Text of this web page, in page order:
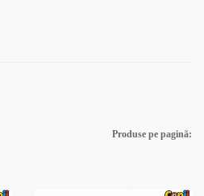
Produse pe pagină: